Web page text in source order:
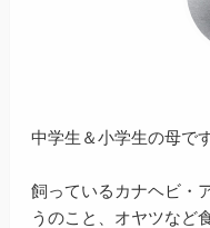
中学生＆小学生の母です
飼っているカナヘビ・
うのこと、オヤツなど